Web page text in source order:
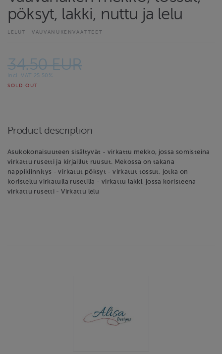
pöksyt, lakki, nuttu ja lelu
LELUT VAUVANUKENVAATTEET
34.50 EUR
Incl. VAT 25.50%
SOLD OUT
Product description
Asukokonaisuuteen sisältyvät - virkattu mekko, jossa somisteina
virkattu rusetti ja kirjaillut ruusut. Mekossa on takana
nappikiinnitys - virkatut pöksyt - virkatut tossut, jotka on
koristeltu virkatulla rusetilla - virkattu lakki, jossa koristeena
virkattu rusetti - Virkattu lelu